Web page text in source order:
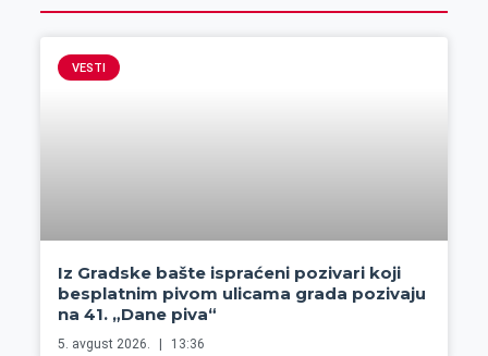
VESTI
Iz Gradske bašte ispraćeni pozivari koji
besplatnim pivom ulicama grada pozivaju
na 41. „Dane piva“
5. avgust 2026. 13:36